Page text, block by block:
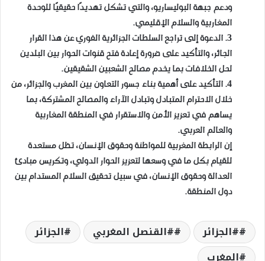
ودعم جبهة البوليساريو، والتي تشكل تهديدًا حقيقيًا للوحدة
المغاربية والسلام الإقليمي.
3. الدعوة إلى تراجع السلطات الجزائرية الفوري عن هذا القرار
الجائر، والتأكيد على ضرورة إعادة فتح قنوات الحوار بين البلدين
لحل الخلافات بما يخدم مصالح الشعبين الشقيقين.
4. التأكيد على أهمية بناء جسور التعاون بين المغرب والجزائر، من
خلال الاحترام المتبادل وتبادل الآراء والمصالح المشتركة، بما
يساهم في تعزيز الأمن والاستقرار في المنطقة المغاربية
والعالم العربي.
إن الرابطة المغربية للمواطنة وحقوق الإنسان، تظل مستعدة
للقيام بكل ما في وسعها لتعزيز الحوار الدولي، وتكريس مبادئ
العدالة وحقوق الإنسان، في سبيل تحقيق السلام المستدام بين
دول المنطقة.
#الجزائر #القنصل المغربي
الجزائر
المغرب